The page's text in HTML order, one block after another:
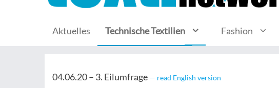
Aktuelles Technische Textilien Fashion
04.06.20 – 3. Eilumfrage — read English version